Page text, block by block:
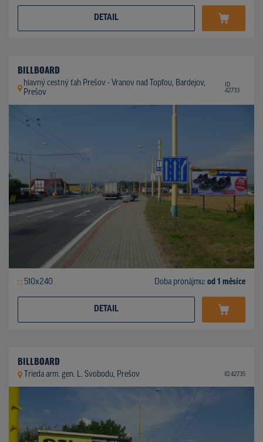
DETAIL
BILLBOARD
hlavný cestný ťah Prešov - Vranov nad Topľou, Bardejov,
Prešov
ID
42733
510x240 Doba pronájmu: od 1 měsíce
DETAIL
BILLBOARD
Trieda arm. gen. L. Svobodu, Prešov ID 42735